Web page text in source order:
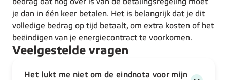
bedrag dat nog over is van de betalingsregeling moet
je dan in één keer betalen. Het is belangrijk dat je dit
volledige bedrag op tijd betaalt, om extra kosten of het
beëindigen van je energiecontract te voorkomen.
Veelgestelde vragen
Het lukt me niet om de eindnota voor mijn